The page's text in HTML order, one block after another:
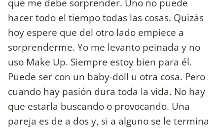
hacer todo el tiempo todas las cosas. Quizás
hoy espere que del otro lado empiece a
sorprenderme. Yo me levanto peinada y no
uso Make Up. Siempre estoy bien para él.
Puede ser con un baby-doll u otra cosa. Pero
cuando hay pasión dura toda la vida. No hay
que estarla buscando o provocando. Una
pareja es de a dos y, si a alguno se le termina